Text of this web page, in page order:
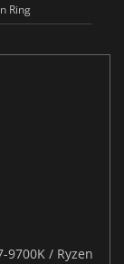
Ring
9700K / Ryzen